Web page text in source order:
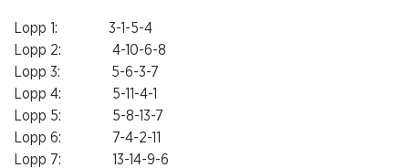
Lopp 1: 3-1-5-4
Lopp 2: 4-10-6-8
Lopp 3: 5-6-3-7
Lopp 4: 5-11-4-1
Lopp 5: 5-8-13-7
Lopp 6: 7-4-2-11
Lopp 7: 13-14-9-6